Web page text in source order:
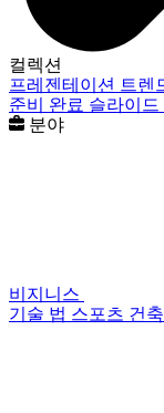
컬렉션
프레젠테이션 트렌
준비 완료 슬라이드
분야
비지니스
기술 법 스포츠 건축